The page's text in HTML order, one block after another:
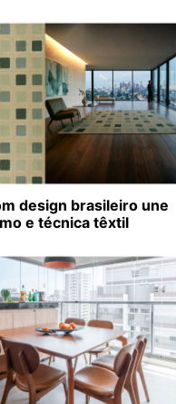
design brasileiro une
e técnica têxtil